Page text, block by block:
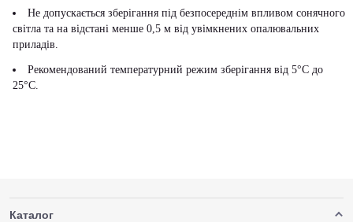
Не допускається зберігання під безпосереднім впливом сонячного
світла та на відстані менше 0,5 м від увімкнених опалювальних
приладів.
Рекомендований температурний режим зберігання від 5°С до
25°С.
Каталог